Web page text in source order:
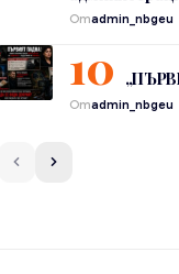
Отadmin_nbgeu
Отadmin_nbgeu